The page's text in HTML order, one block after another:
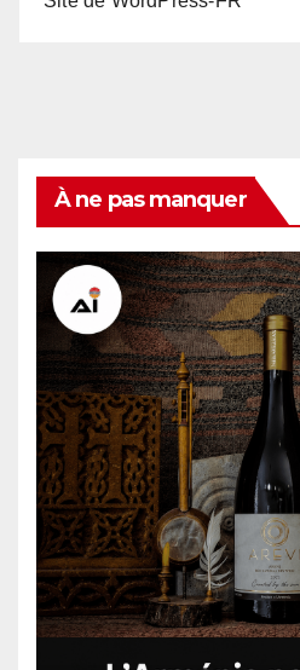
À ne pas manquer